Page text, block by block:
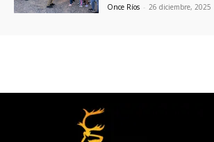
Once Ríos - 26 diciembre, 2025